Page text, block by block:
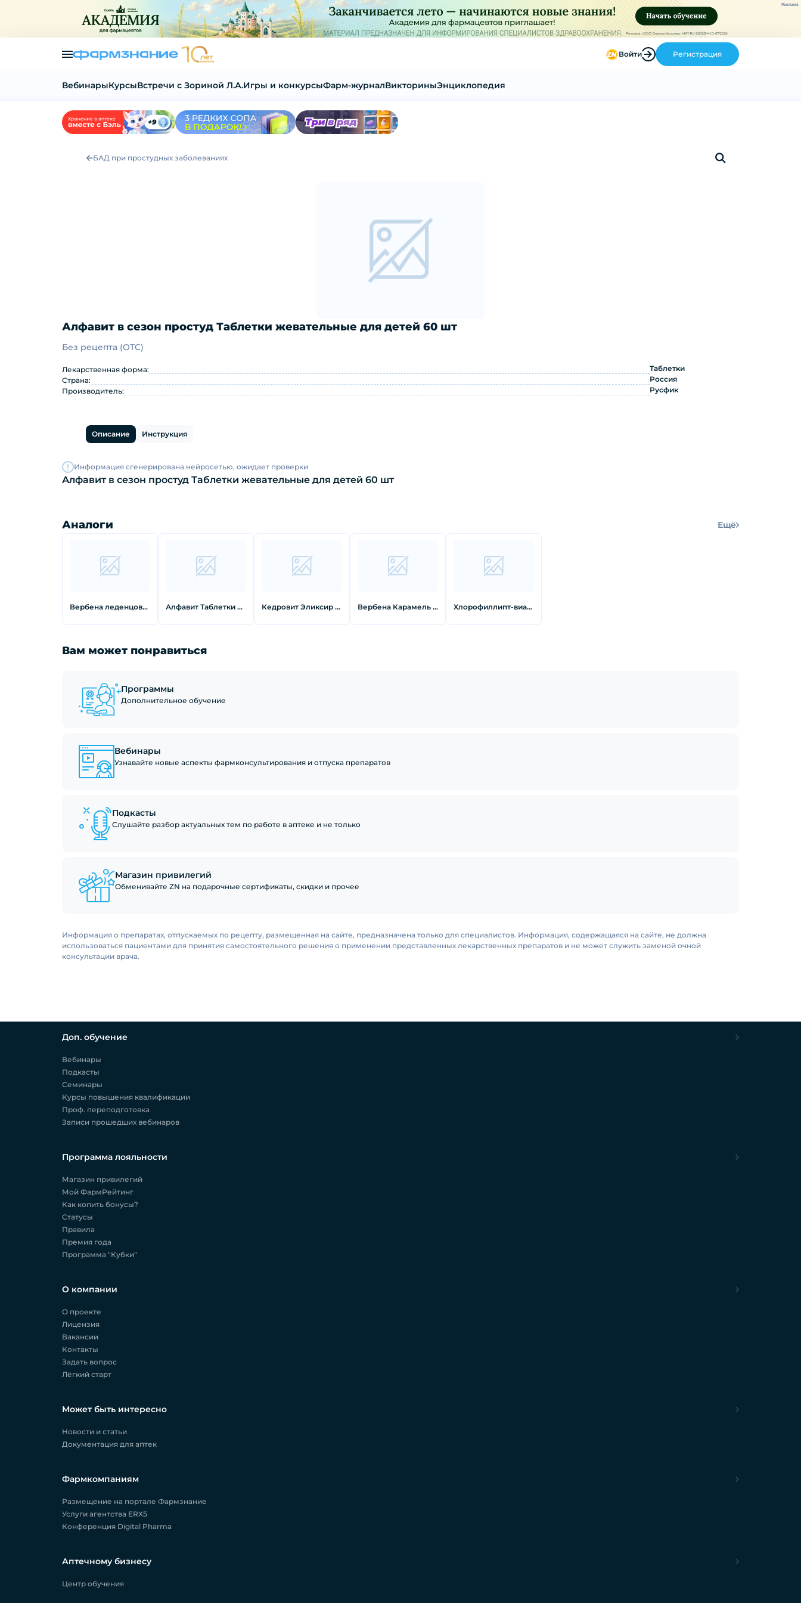
Реклама
Войти Регистрация
ВебинарыКурсыВстречи с Зориной Л.А.Игры и конкурсыФарм-журналВикториныЭнциклопедия
БАД при простудных заболеваниях
Алфавит в сезон простуд Таблетки жевательные для детей 60 шт
Алфавит в сезон простуд Таблетки жевательные для детей 60 шт: инструкция по применению
Без рецепта (OTC)
Лекарственная форма:
Таблетки
Страна:
Россия
Производитель:
Русфик
Описание Инструкция
Информация сгенерирована нейросетью, ожидает проверки
Алфавит в сезон простуд Таблетки жевательные для детей 60 шт
Аналоги Ещё
Вербена леденцовая карамель с начинкой Эвкалипт 60г Алфавит Таблетки в сезон простуды 60 шт Кедровит Эликсир 250 мл Вербена Карамель леденцовая с начинкой мультипо 60 г Хлорофиллипт-виалайн Спрей для полости рта 45 мл
Вам может понравиться
Программы
Дополнительное обучение
Вебинары
Узнавайте новые аспекты фармконсультирования и отпуска препаратов
Подкасты
Слушайте разбор актуальных тем по работе в аптеке и не только
Магазин привилегий
Обменивайте ZN на подарочные сертификаты, скидки и прочее
Информация о препаратах, отпускаемых по рецепту, размещенная на сайте, предназначена только для специалистов. Информация, содержащаяся на сайте, не должна
использоваться пациентами для принятия самостоятельного решения о применении представленных лекарственных препаратов и не может служить заменой очной
консультации врача.
Доп. обучение
Вебинары
Подкасты
Семинары
Курсы повышения квалификации
Проф. переподготовка
Записи прошедших вебинаров
Программа лояльности
Магазин привилегий
Мой ФармРейтинг
Как копить бонусы?
Статусы
Правила
Премия года
Программа "Кубки"
О компании
О проекте
Лицензия
Вакансии
Контакты
Задать вопрос
Лёгкий старт
Может быть интересно
Новости и статьи
Документация для аптек
Фармкомпаниям
Размещение на портале Фармзнание
Услуги агентства ERX5
Конференция Digital Pharma
Аптечному бизнесу
Центр обучения